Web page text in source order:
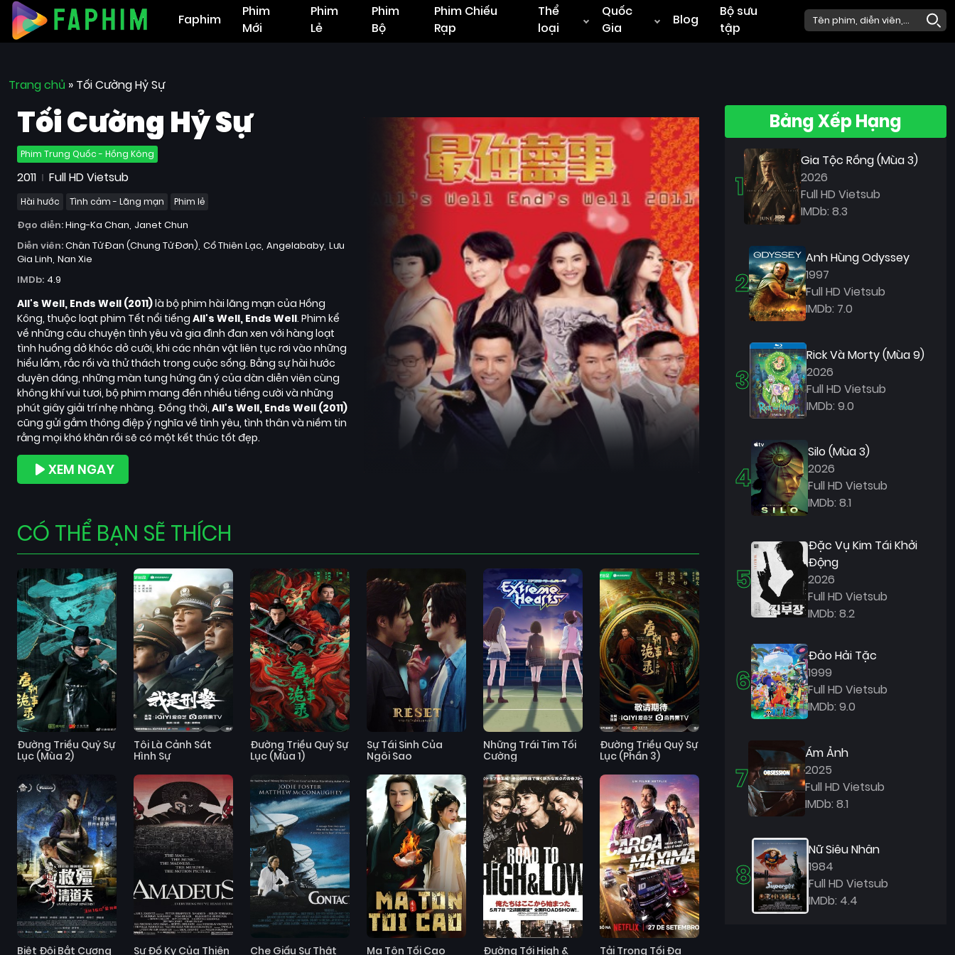
Faphim
Phim
Mới
Phim
Lẻ
Phim
Bộ
Phim Chiếu
Rạp
Thể
loại
Quốc
Gia
Blog
Bộ sưu
tập
Trang chủ » Tối Cường Hỷ Sự
Tối Cường Hỷ Sự
Phim Trung Quốc - Hồng Kông
2011 Full HD Vietsub
Hài hước Tình cảm - Lãng mạn Phim lẻ
Đạo diễn:Hing-Ka Chan Janet Chun
Diễn viên:Chân Tử Đan (Chung Tử Đơn) Cổ Thiên Lạc Angelababy Lưu
Gia Linh Nan Xie
IMDb: 4.9
All's Well, Ends Well (2011)là bộ phim hài lãng mạn của Hồng
Kông, thuộc loạt phim Tết nổi tiếng All's Well, Ends Well. Phim kể
về những câu chuyện tình yêu và gia đình đan xen với hàng loạt
tình huống dở khóc dở cười, khi các nhân vật liên tục rơi vào những
hiểu lầm, rắc rối và thử thách trong cuộc sống. Bằng sự hài hước
duyên dáng, những màn tung hứng ăn ý của dàn diễn viên cùng
không khí vui tươi, bộ phim mang đến nhiều tiếng cười và những
phút giây giải trí nhẹ nhàng. Đồng thời, All's Well, Ends Well (2011)
cũng gửi gắm thông điệp ý nghĩa về tình yêu, tình thân và niềm tin
rằng mọi khó khăn rồi sẽ có một kết thúc tốt đẹp.
XEM NGAY
CÓ THỂ BẠN SẼ THÍCH
Đường Triều Quỷ Sự
Lục (Mùa 2)
Tôi Là Cảnh Sát
Hình Sự
Đường Triều Quỷ Sự
Lục (Mùa 1)
Sự Tái Sinh Của
Ngôi Sao
Những Trái Tim Tối
Cường
Đường Triều Quỷ Sự
Lục (Phần 3)
Biệt Đội Bắt Cương Sự Đố Kỵ Của Thiên Che Giấu Sự Thật Ma Tôn Tối Cao Đường Tới High & Tải Trọng Tối Đa
Bảng Xếp Hạng
1
Gia Tộc Rồng (Mùa 3)
2026
Full HD Vietsub
IMDb: 8.3
2
Anh Hùng Odyssey
1997
Full HD Vietsub
IMDb: 7.0
3
Rick Và Morty (Mùa 9)
2026
Full HD Vietsub
IMDb: 9.0
4
Silo (Mùa 3)
2026
Full HD Vietsub
IMDb: 8.1
5
Đặc Vụ Kim Tái Khởi
Động
2026
Full HD Vietsub
IMDb: 8.2
6
Đảo Hải Tặc
1999
Full HD Vietsub
IMDb: 9.0
7
Ám Ảnh
2025
Full HD Vietsub
IMDb: 8.1
8
Nữ Siêu Nhân
1984
Full HD Vietsub
IMDb: 4.4